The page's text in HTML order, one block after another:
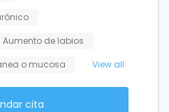
Aumento de labios
o mucosa
View all
cita